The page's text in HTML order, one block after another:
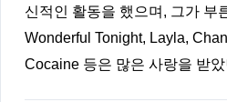
신적인 활동을 했으며, 그가 부
Wonderful Tonight, Layla,
Cocaine 등은 많은 사랑을 받